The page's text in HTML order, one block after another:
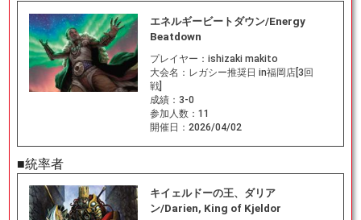
エネルギービートダウン/Energy
Beatdown
プレイヤー： ishizaki makito
大会名： レガシー推奨日 in福岡店[3回
戦]
成績： 3-0
参加人数： 11
開催日： 2026/04/02
■統率者
キイェルドーの王、ダリア
ン/Darien, King of Kjeldor